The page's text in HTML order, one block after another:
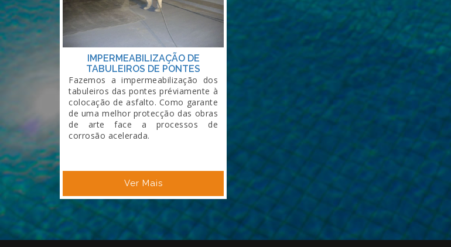
IMPERMEABILIZAÇÃO DE
TABULEIROS DE PONTES
Fazemos a impermeabilização dos
tabuleiros das pontes préviamente à
colocação de asfalto. Como garante
de uma melhor protecção das obras
de arte face a processos de
corrosão acelerada.
Ver Mais